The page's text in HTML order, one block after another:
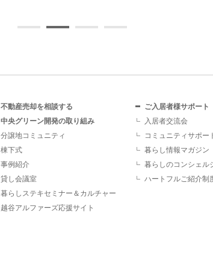
不動産売却を相談する
中央グリーン開発の取り組み
分譲地コミュニティ
棟下式
事例紹介
貸し会議室
暮らしステキセミナー＆カルチャー
越谷アルファーズ応援サイト
ご入居者様サポート
入居者交流会
コミュニティサポー
暮らし情報マガジン
暮らしのコンシェル
ハートフルご紹介制